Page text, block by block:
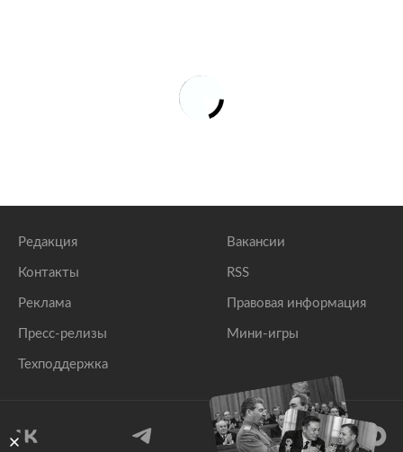
Редакция
Контакты
Реклама
Пресс-релизы
Техподдержка
Вакансии
RSS
Правовая информация
Мини-игры